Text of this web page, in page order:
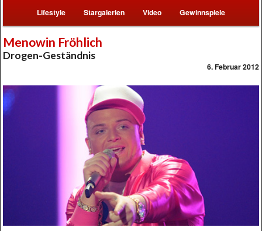
Lifestyle Stargalerien Video Gewinnspiele
Menowin Fröhlich
Drogen-Geständnis
6. Februar 2012